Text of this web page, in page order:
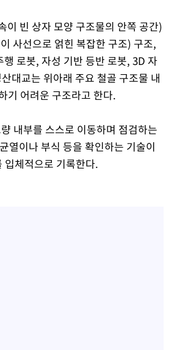
이 빈 상자 모양 구조물의 안쪽 공간)
사선으로 얽힌 복잡한 구조) 구조,
로봇, 자성 기반 등반 로봇, 3D 자
대교는 위아래 주요 철골 구조물 내
기 어려운 구조라고 한다.
내부를 스스로 이동하며 점검하는
열이나 부식 등을 확인하는 기술이
입체적으로 기록한다.